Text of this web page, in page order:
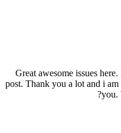
Great awesome issues
post. Thank you a lot and i
you.